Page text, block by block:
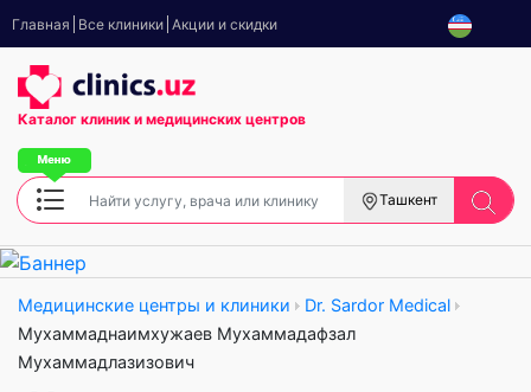
Главная Все клиники Акции и скидки
Каталог клиник и медицинских центров
Ташкент
Медицинские центры и клиники
Dr. Sardor Medical
Мухаммаднаимхужаев Мухаммадафзал
Мухаммадлазизович